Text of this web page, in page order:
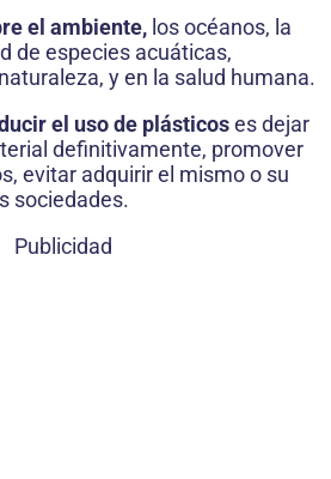
el ambiente, los océanos, la
de especies acuáticas,
y en la salud humana.
el uso de plásticoses dejar
definitivamente, promover
evitar adquirir el mismo o su
sociedades.
Publicidad